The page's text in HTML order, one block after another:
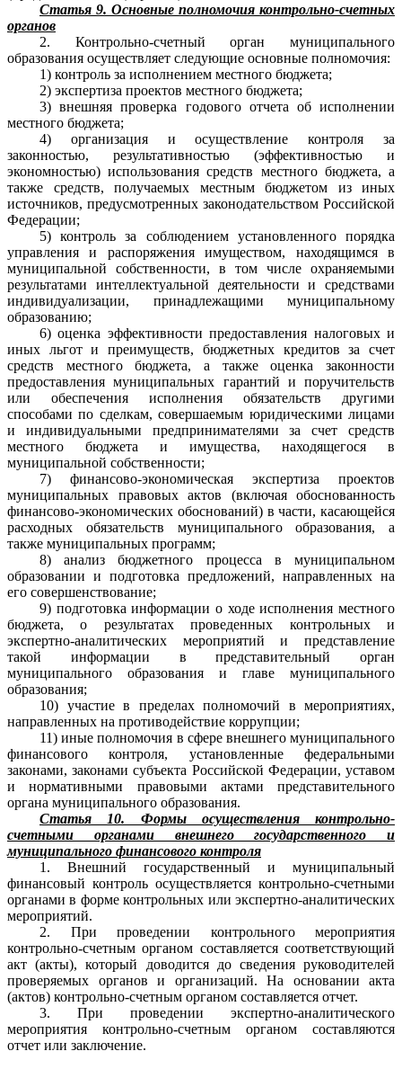
Статья 9. Основные полномочия контрольно-счетных
органов
2. Контрольно-счетный орган муниципального
образования осуществляет следующие основные полномочия:
1) контроль за исполнением местного бюджета;
2) экспертиза проектов местного бюджета;
3) внешняя проверка годового отчета об исполнении
местного бюджета;
4) организация и осуществление контроля за
законностью, результативностью (эффективностью и
экономностью) использования средств местного бюджета, а
также средств, получаемых местным бюджетом из иных
источников, предусмотренных законодательством Российской
Федерации;
5) контроль за соблюдением установленного порядка
управления и распоряжения имуществом, находящимся в
муниципальной собственности, в том числе охраняемыми
результатами интеллектуальной деятельности и средствами
индивидуализации, принадлежащими муниципальному
образованию;
6) оценка эффективности предоставления налоговых и
иных льгот и преимуществ, бюджетных кредитов за счет
средств местного бюджета, а также оценка законности
предоставления муниципальных гарантий и поручительств
или обеспечения исполнения обязательств другими
способами по сделкам, совершаемым юридическими лицами
и индивидуальными предпринимателями за счет средств
местного бюджета и имущества, находящегося в
муниципальной собственности;
7) финансово-экономическая экспертиза проектов
муниципальных правовых актов (включая обоснованность
финансово-экономических обоснований) в части, касающейся
расходных обязательств муниципального образования, а
также муниципальных программ;
8) анализ бюджетного процесса в муниципальном
образовании и подготовка предложений, направленных на
его совершенствование;
9) подготовка информации о ходе исполнения местного
бюджета, о результатах проведенных контрольных и
экспертно-аналитических мероприятий и представление
такой информации в представительный орган
муниципального образования и главе муниципального
образования;
10) участие в пределах полномочий в мероприятиях,
направленных на противодействие коррупции;
11) иные полномочия в сфере внешнего муниципального
финансового контроля, установленные федеральными
законами, законами субъекта Российской Федерации, уставом
и нормативными правовыми актами представительного
органа муниципального образования.
Статья 10. Формы осуществления контрольно-
счетными органами внешнего государственного и
муниципального финансового контроля
1. Внешний государственный и муниципальный
финансовый контроль осуществляется контрольно-счетными
органами в форме контрольных или экспертно-аналитических
мероприятий.
2. При проведении контрольного мероприятия
контрольно-счетным органом составляется соответствующий
акт (акты), который доводится до сведения руководителей
проверяемых органов и организаций. На основании акта
(актов) контрольно-счетным органом составляется отчет.
3. При проведении экспертно-аналитического
мероприятия контрольно-счетным органом составляются
отчет или заключение.